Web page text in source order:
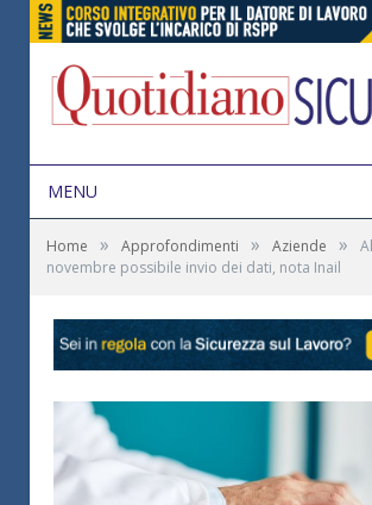
MENU
Home » Approfondimenti » Aziende »
novembre possibile invio dei dati, nota Inail